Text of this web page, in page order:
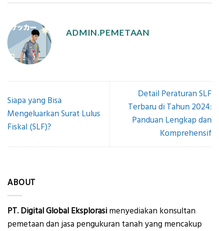
ADMIN.PEMETAAN
Siapa yang Bisa
Mengeluarkan Surat Lulus
Fiskal (SLF)?
Detail Peraturan SLF
Terbaru di Tahun 2024:
Panduan Lengkap dan
Komprehensif
ABOUT
PT. Digital Global Eksplorasi menyediakan konsultan
pemetaan dan jasa pengukuran tanah yang mencakup